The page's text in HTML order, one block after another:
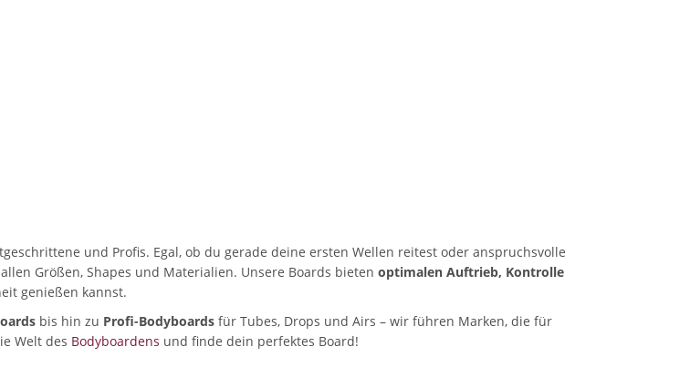
und Profis. Egal, ob du gerade deine ersten Wellen reitest oder anspruchsvolle
Größen, Shapes und Materialien. Unsere Boards bieten optimalen Auftrieb, Kontrolle
genießen kannst.
bis hin zu Profi-Bodyboards für Tubes, Drops und Airs – wir führen Marken, die für
Welt des Bodyboardens und finde dein perfektes Board!